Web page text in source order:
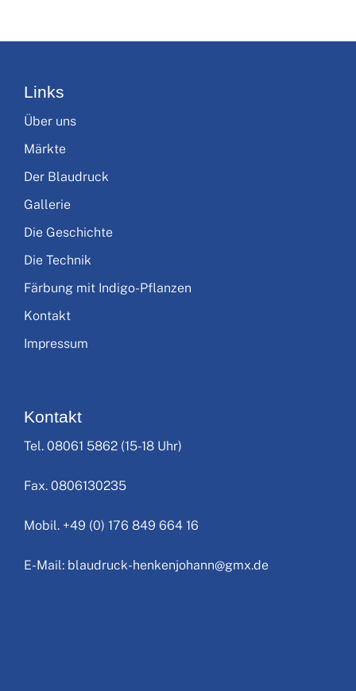
Links
Über uns
Märkte
Der Blaudruck
Gallerie
Die Geschichte
Die Technik
Färbung mit Indigo-Pflanzen
Kontakt
Impressum
Kontakt
Tel. 08061 5862 (15-18 Uhr)
Fax. 0806130235
Mobil. +49 (0) 176 849 664 16
E-Mail: blaudruck-henkenjohann@gmx.de